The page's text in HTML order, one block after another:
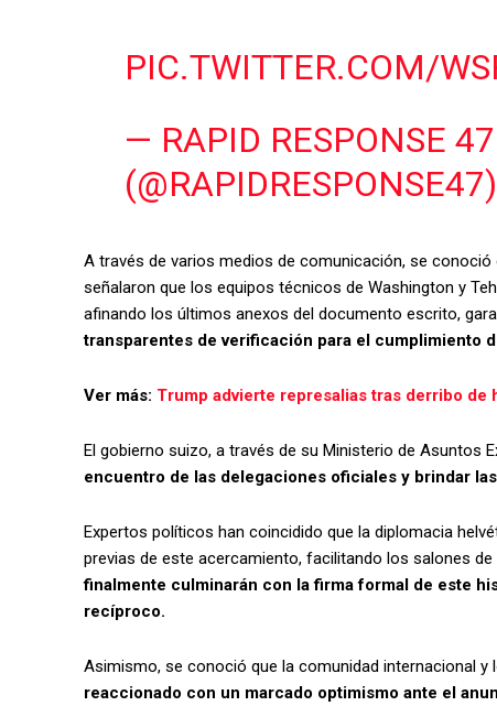
PIC.TWITTER.COM/
— RAPID RESPONSE 47
(@RAPIDRESPONSE47)
A través de varios medios de comunicación, se
señalaron que los equipos técnicos de Washington y
afinando los últimos anexos del documento escrito,
transparentes de verificación para el cumplimiento
Ver más: Trump advierte represalias tras derribo de
El gobierno suizo, a través de su Ministerio de Asuntos
encuentro de las delegaciones oficiales y brindar
Expertos políticos han coincidido que la diplomacia
previas de este acercamiento, facilitando los salones
finalmente culminarán con la firma formal de este
recíproco.
Asimismo, se conoció que la comunidad internacional
reaccionado con un marcado optimismo ante el